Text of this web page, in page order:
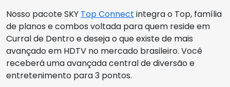
Nosso pacote SKY Top Connect integra o Top, família
de planos e combos voltada para quem reside em
Curral de Dentro e deseja o que existe de mais
avançado em HDTV no mercado brasileiro. Você
receberá uma avançada central de diversão e
entretenimento para 3 pontos.